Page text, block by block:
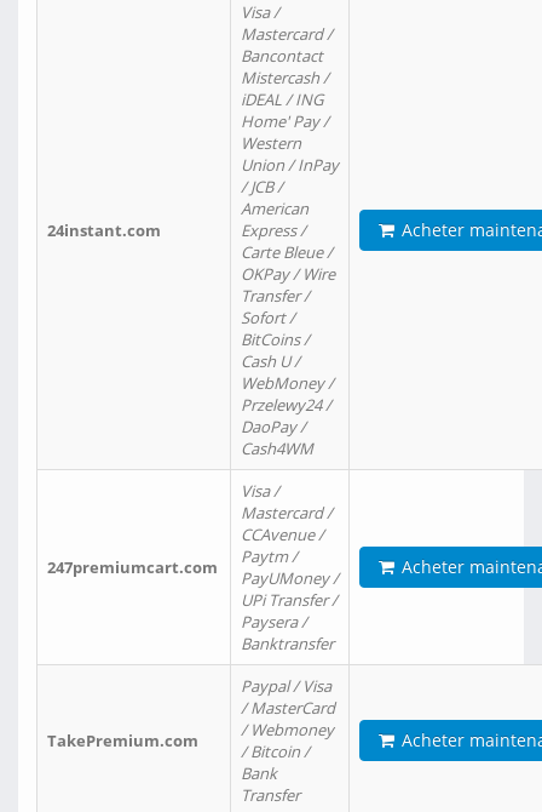
24instant.com
Visa /
Mastercard /
Bancontact
Mistercash /
iDEAL / ING
Home' Pay /
Western
Union / InPay
/ JCB /
American
Express /
Carte Bleue /
OKPay / Wire
Transfer /
Sofort /
BitCoins /
Cash U /
WebMoney /
Przelewy24 /
DaoPay /
Cash4WM
Acheter
247premiumcart.com
Visa /
Mastercard /
CCAvenue /
Paytm /
PayUMoney /
UPi Transfer /
Paysera /
Banktransfer
Acheter
TakePremium.com
Paypal / Visa
/ MasterCard
/ Webmoney
/ Bitcoin /
Bank
Transfer
Acheter